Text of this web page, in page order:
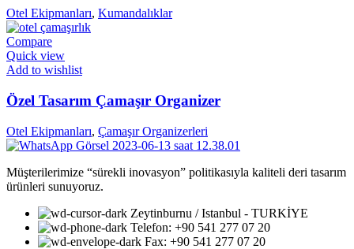
Otel Ekipmanları, Kumandalıklar
Compare
Quick view
Add to wishlist
Özel Tasarım Çamaşır Organizer
Otel Ekipmanları, Çamaşır Organizerleri
Müşterilerimize “sürekli inovasyon” politikasıyla kaliteli deri tasarım
ürünleri sunuyoruz.
Zeytinburnu / Istanbul - TURKİYE
Telefon: +90 541 277 07 20
Fax: +90 541 277 07 20